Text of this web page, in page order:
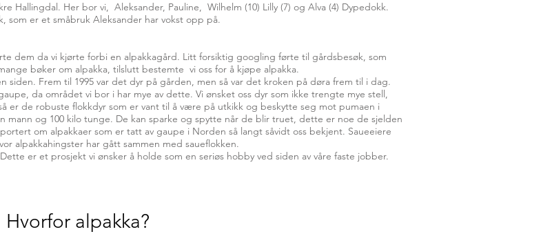
Hallingdal. Her bor vi, Aleksander, Pauline, Wilhelm (10) Lilly (7) og Alva (4) Dypedokk.
som er et småbruk Aleksander har vokst opp på.
dem da vi kjørte forbi en alpakkagård. Litt forsiktig googling førte til gårdsbesøk, som
bøker om alpakka, tilslutt bestemte vi oss for å kjøpe alpakka.
Frem til 1995 var det dyr på gården, men så var det kroken på døra frem til i dag.
da området vi bor i har mye av dette. Vi ønsket oss dyr som ikke trengte mye stell,
er de robuste flokkdyr som er vant til å være på utkikk og beskytte seg mot pumaen i
mann og 100 kilo tunge. De kan sparke og spytte når de blir truet, dette er noe de sjelden
om alpakkaer som er tatt av gaupe i Norden så langt såvidt oss bekjent. Saueeiere
alpakkahingster har gått sammen med saueflokken.
er et prosjekt vi ønsker å holde som en seriøs hobby ved siden av våre faste jobber.
Hvorfor alpakka?